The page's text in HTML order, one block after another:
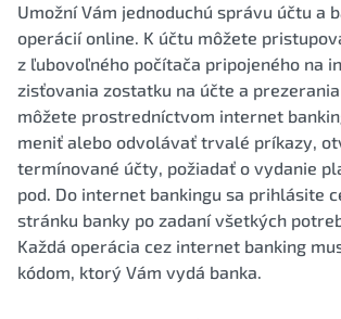
Umožní Vám jednoduchú správu účtu a
operácií online. K účtu môžete
z ľubovoľného počítača pripojeného na
zisťovania zostatku na účte a
môžete prostredníctvom internet
meniť alebo odvolávať trvalé príkazy,
termínované účty, požiadať o vydanie
pod. Do internet bankingu sa prihlásite
stránku banky po zadaní všetkých
Každá operácia cez internet banking
kódom, ktorý Vám vydá banka.